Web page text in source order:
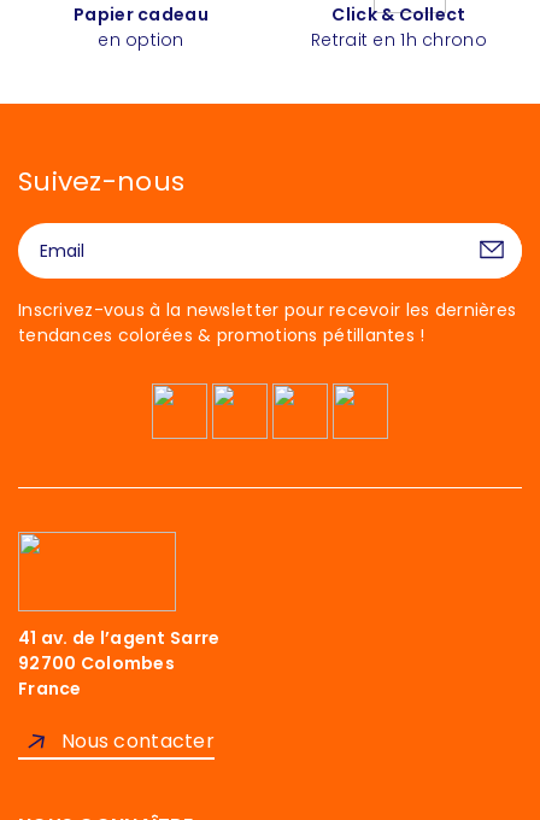
Papier cadeau
en option
Click & Collect
Retrait en 1h chrono
Suivez-nous
Inscrivez-vous à la newsletter pour recevoir les dernières
tendances colorées & promotions pétillantes !
41 av. de l’agent Sarre
92700 Colombes
France
Nous contacter